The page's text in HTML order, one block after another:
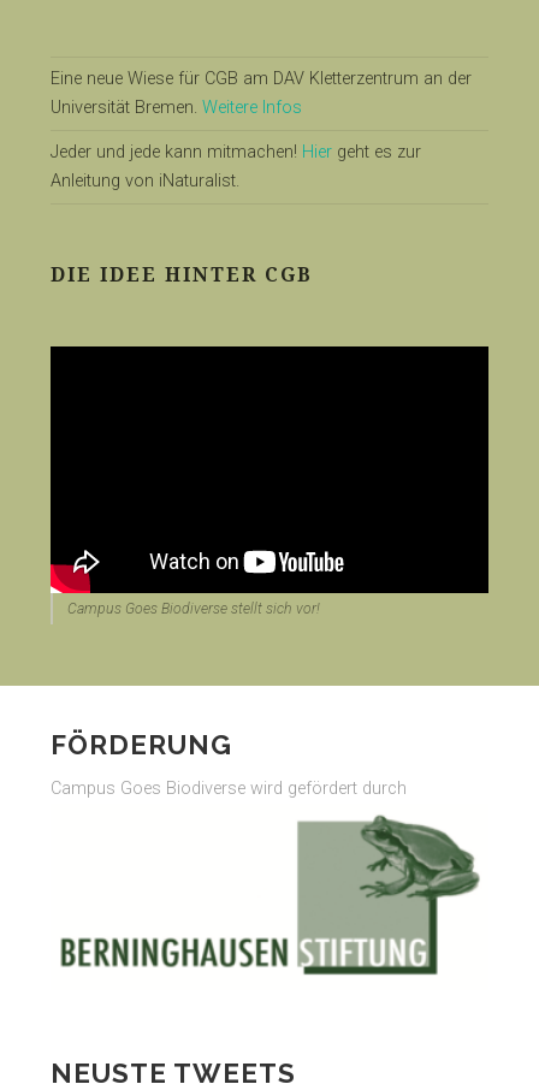
Eine neue Wiese für CGB am DAV Kletterzentrum an der
Universität Bremen. Weitere Infos
Jeder und jede kann mitmachen! Hiergeht es zur
Anleitung von iNaturalist.
DIE IDEE HINTER CGB
Campus Goes Biodiverse stellt sich vor!
FÖRDERUNG
Campus Goes Biodiverse wird gefördert durch
NEUSTE TWEETS